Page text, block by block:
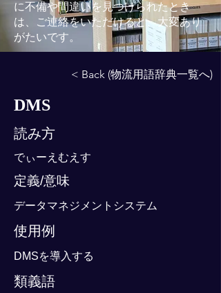
に不備や間違いを見つけられたとき
は、ご連絡をいただけると、大変あり
がたいです。
< Back (物流用語辞典一覧へ)
DMS
読み方
でぃーえむえす
定義/意味
データマネジメントシステム
使用例
DMSを導入する
類義語